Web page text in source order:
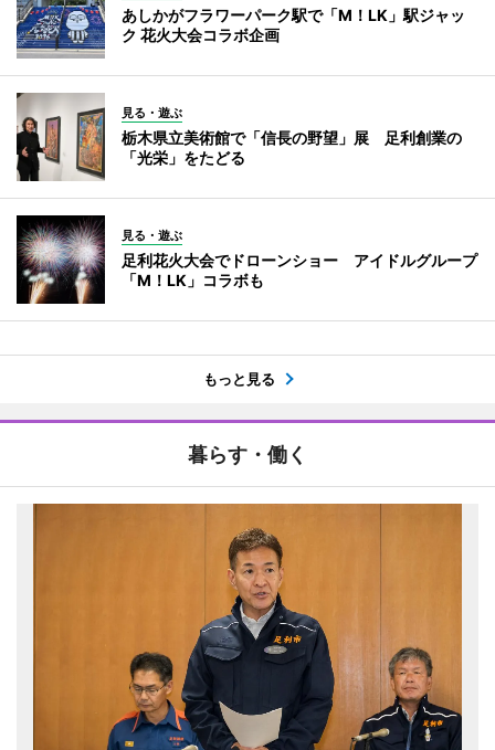
あしかがフラワーパーク駅で「M！LK」駅ジャッ
ク 花火大会コラボ企画
見る・遊ぶ
栃木県立美術館で「信長の野望」展 足利創業の
「光栄」をたどる
見る・遊ぶ
足利花火大会でドローンショー アイドルグループ
「M！LK」コラボも
もっと見る
暮らす・働く